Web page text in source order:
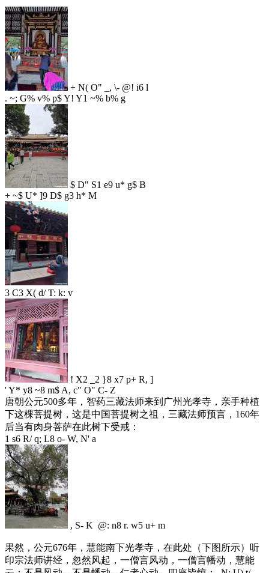
+ N( O" _, \- @! i6 l
. ~; G% v% p$ Y! Y1 ~% b% g
$ D" S1 e9 u* g$ B
+ ~$ U* ]9 D$ g3 h* M
3 C3 X( d/ T: k: v
! X2 _2 }8 x7 p+ R, ]
' Y* y8 ~8 m$ A, c" O" C- Z
唐朝公元500多年，智药三藏法师来到广州光孝寺，亲手种植
下这棵菩提树，这是中国菩提树之祖，三藏法师预言，160年
后当有肉身菩萨在此树下受戒：
1 s6 R/ q; L8 o- W, N' a
, S- K @: n8 r. w5 u+ m
果然，公元676年，慧能南下光孝寺，在此处（下图所示）听
印宗法师讲经，忽然风起，一僧言风动，一僧言幡动，慧能